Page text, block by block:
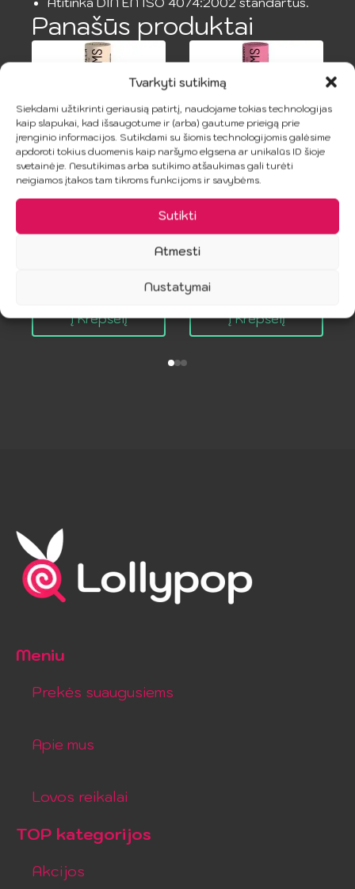
Tvarkyti sutikimą
Siekdami užtikrinti geriausią patirtį, naudojame tokias technologijas
kaip slapukai, kad išsaugotume ir (arba) gautume prieigą prie
įrenginio informacijos. Sutikdami su šiomis technologijomis galėsime
apdoroti tokius duomenis kaip naršymo elgsena ar unikalūs ID šioje
svetainėje. Nesutikimas arba sutikimo atšaukimas gali turėti
neigiamos įtakos tam tikroms funkcijoms ir savybėms.
Sutikti
Atmesti
Nustatymai
Panašūs produktai
SHEER GLYDE –
oralinio sekso
Į Krepšelį
SHEER GLYDE –
Oralinis Barjeras
Braškė
8.99
Į Krepšelį
Meniu
Prekės suaugusiems
Apie mus
Lovos reikalai
TOP kategorijos
Akcijos